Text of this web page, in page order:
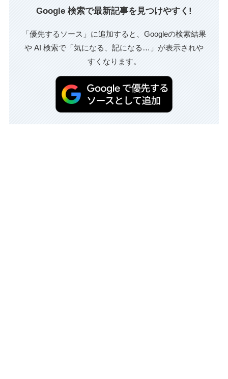
Google 検索で最新記事を見つけやすく!
「優先するソース」に追加すると、Googleの検索結果
や AI 検索で「気になる、記になる…」が表示されや
すくなります。